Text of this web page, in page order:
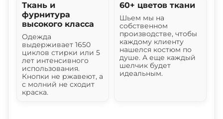
Ткань и
фурнитура
высокого класса
Одежда
выдерживает 1650
циклов стирки или 5
лет интенсивного
использования.
Кнопки не ржавеют, а
с молний не сходит
краска.
60+ цветов ткани
Шьем мы на
собственном
производстве, чтобы
каждому клиенту
нашелся костюм по
душе. А еще каждый
шелчик будет
идеальным.